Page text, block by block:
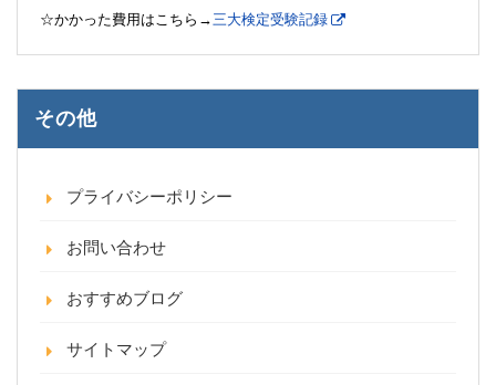
☆かかった費用はこちら→ 三大検定受験記録
その他
プライバシーポリシー
お問い合わせ
おすすめブログ
サイトマップ